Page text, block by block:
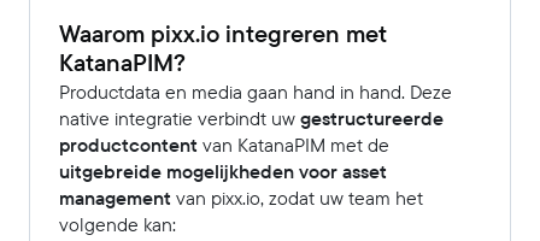
Waarom pixx.io integreren met
KatanaPIM?
Productdata en media gaan hand in hand. Deze
native integratie verbindt uwgestructureerde
productcontent van KatanaPIM met de
uitgebreide mogelijkheden voor asset
management van pixx.io, zodat uw team het
volgende kan: